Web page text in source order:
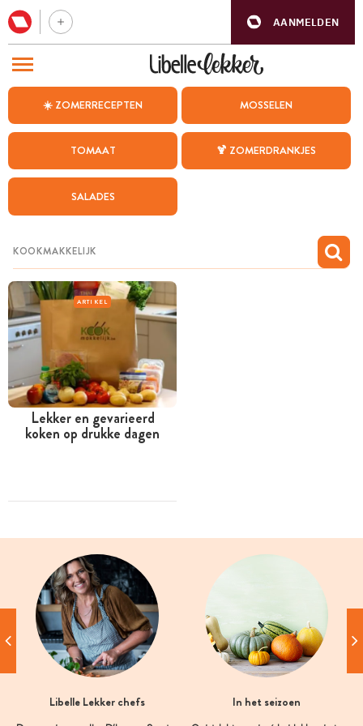
AANMELDEN
☀️ ZOMERRECEPTEN MOSSELEN
TOMAAT 🍹 ZOMERDRANKJES
SALADES
ARTIKEL
Lekker en gevarieerd
koken op drukke dagen
Libelle Lekker chefs In het seizoen
BEZOEK ONZE ANDERE WEBSITES
WEEKMENU
CHAT MET MAIA
MIJN BEWAARDE RECEPTEN